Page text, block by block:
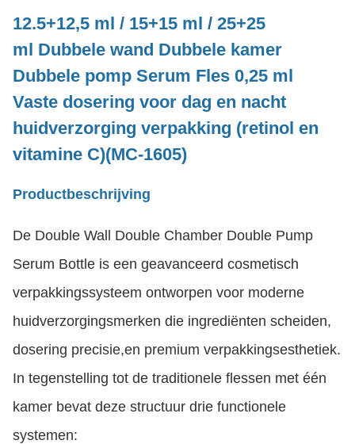
12.5+12,5 ml / 15+15 ml / 25+25
ml Dubbele wand Dubbele kamer
Dubbele pomp Serum Fles 0,25 ml
Vaste dosering voor dag en nacht
huidverzorging verpakking (retinol en
vitamine C)(MC-1605)
Productbeschrijving
De Double Wall Double Chamber Double Pump
Serum Bottle is een geavanceerd cosmetisch
verpakkingssysteem ontworpen voor moderne
huidverzorgingsmerken die ingrediënten scheiden,
dosering precisie,en premium verpakkingsesthetiek.
In tegenstelling tot de traditionele flessen met één
kamer bevat deze structuur drie functionele
systemen: